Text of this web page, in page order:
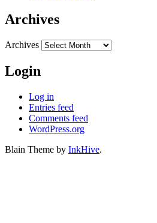
Archives
Archives
Login
Log in
Entries feed
Comments feed
WordPress.org
Blain Theme by InkHive.